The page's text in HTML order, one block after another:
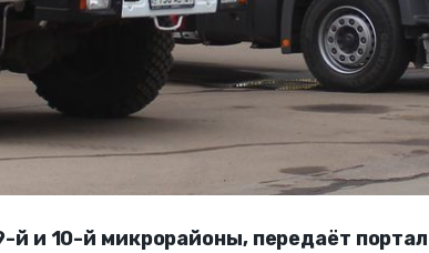
и 10-й микрорайоны, передаёт